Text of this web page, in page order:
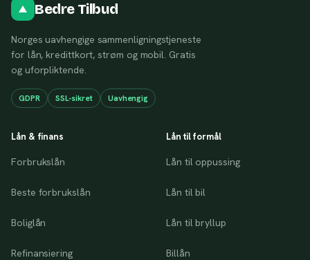
Bedre Tilbud
Norges uavhengige sammenligningstjeneste
for lån, kredittkort, strøm og mobil. Gratis
og uforpliktende.
GDPR SSL-sikret Uavhengig
Lån & finans
Forbrukslån
Beste forbrukslån
Boliglån
Refinansiering
Lån til formål
Lån til oppussing
Lån til bil
Lån til bryllup
Billån